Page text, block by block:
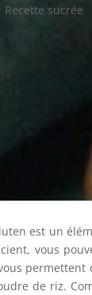
Recette sucrée
est un
vous
permettent
de riz.